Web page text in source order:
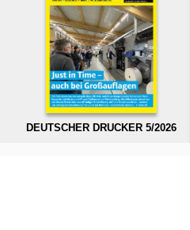
DEUTSCHER DRUCKER 5/2026